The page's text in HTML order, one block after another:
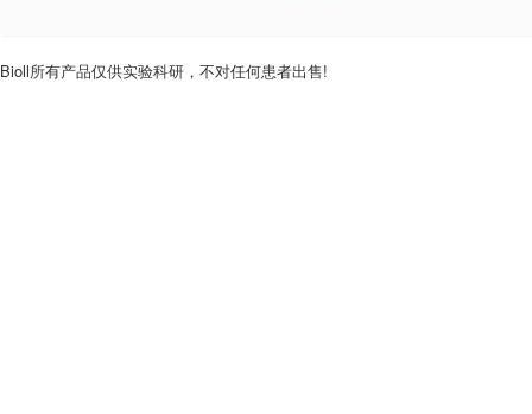
Bioll所有产品仅供实验科研，不对任何患者出售!